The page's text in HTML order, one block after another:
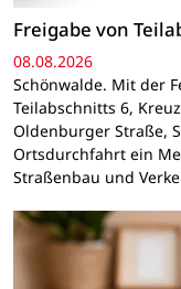
Freigabe von
08.08.2026
Schönwalde. Mit der
Teilabschnitts 6,
Oldenburger Straße,
Ortsdurchfahrt ein
Straßenbau und